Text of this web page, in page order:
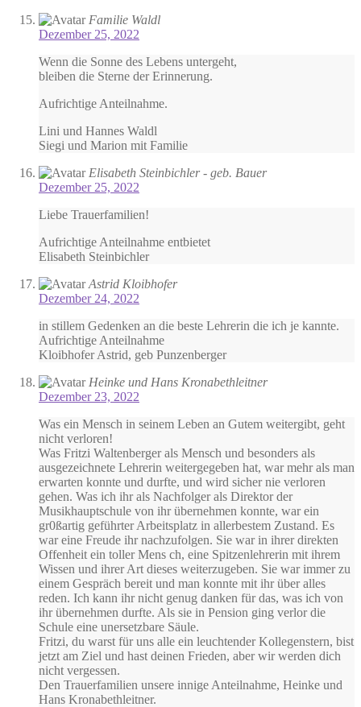
Familie Waldl
Dezember 25, 2022
Wenn die Sonne des Lebens untergeht,
bleiben die Sterne der Erinnerung.
Aufrichtige Anteilnahme.
Lini und Hannes Waldl
Siegi und Marion mit Familie
Elisabeth Steinbichler - geb. Bauer
Dezember 25, 2022
Liebe Trauerfamilien!
Aufrichtige Anteilnahme entbietet
Elisabeth Steinbichler
Astrid Kloibhofer
Dezember 24, 2022
in stillem Gedenken an die beste Lehrerin die ich je kannte.
Aufrichtige Anteilnahme
Kloibhofer Astrid, geb Punzenberger
Heinke und Hans Kronabethleitner
Dezember 23, 2022
Was ein Mensch in seinem Leben an Gutem weitergibt, geht
nicht verloren!
Was Fritzi Waltenberger als Mensch und besonders als
ausgezeichnete Lehrerin weitergegeben hat, war mehr als man
erwarten konnte und durfte, und wird sicher nie verloren
gehen. Was ich ihr als Nachfolger als Direktor der
Musikhauptschule von ihr übernehmen konnte, war ein
gr0ßartig geführter Arbeitsplatz in allerbestem Zustand. Es
war eine Freude ihr nachzufolgen. Sie war in ihrer direkten
Offenheit ein toller Mens ch, eine Spitzenlehrerin mit ihrem
Wissen und ihrer Art dieses weiterzugeben. Sie war immer zu
einem Gespräch bereit und man konnte mit ihr über alles
reden. Ich kann ihr nicht genug danken für das, was ich von
ihr übernehmen durfte. Als sie in Pension ging verlor die
Schule eine unersetzbare Säule.
Fritzi, du warst für uns alle ein leuchtender Kollegenstern, bist
jetzt am Ziel und hast deinen Frieden, aber wir werden dich
nicht vergessen.
Den Trauerfamilien unsere innige Anteilnahme, Heinke und
Hans Kronabethleitner.